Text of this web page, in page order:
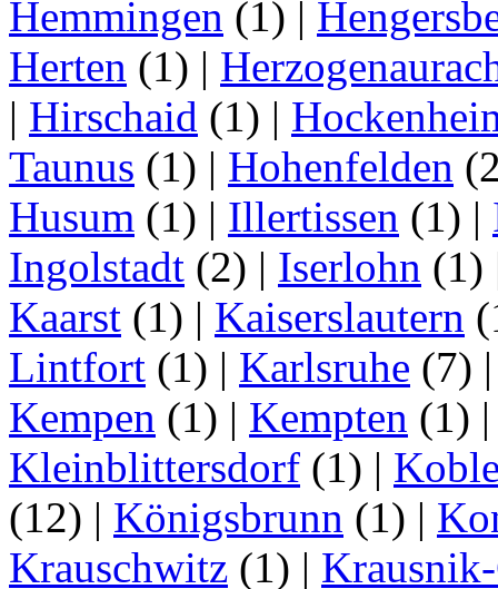
Hemmingen (1) |
Herten (1) |
| Hirschaid (1) |
Taunus (1) | Hohenfelden
Husum (1) | Illertissen (1) |
Ingolstadt (2) | Iserlohn (1)
Kaarst (1) | Kaiserslautern
Lintfort (1) | Karlsruhe (7)
Kempen (1) | Kempten (1)
Kleinblittersdorf (1) |
(12) | Königsbrunn (1) |
Krauschwitz (1) |